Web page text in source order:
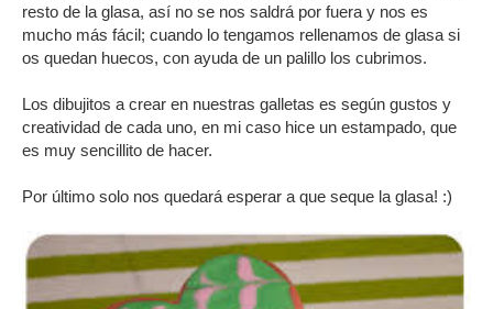
resto de la glasa, así no se nos saldrá por fuera y nos es
mucho más fácil; cuando lo tengamos rellenamos de glasa si
os quedan huecos, con ayuda de un palillo los cubrimos.
Los dibujitos a crear en nuestras galletas es según gustos y
creatividad de cada uno, en mi caso hice un estampado, que
es muy sencillito de hacer.
Por último solo nos quedará esperar a que seque la glasa! :)